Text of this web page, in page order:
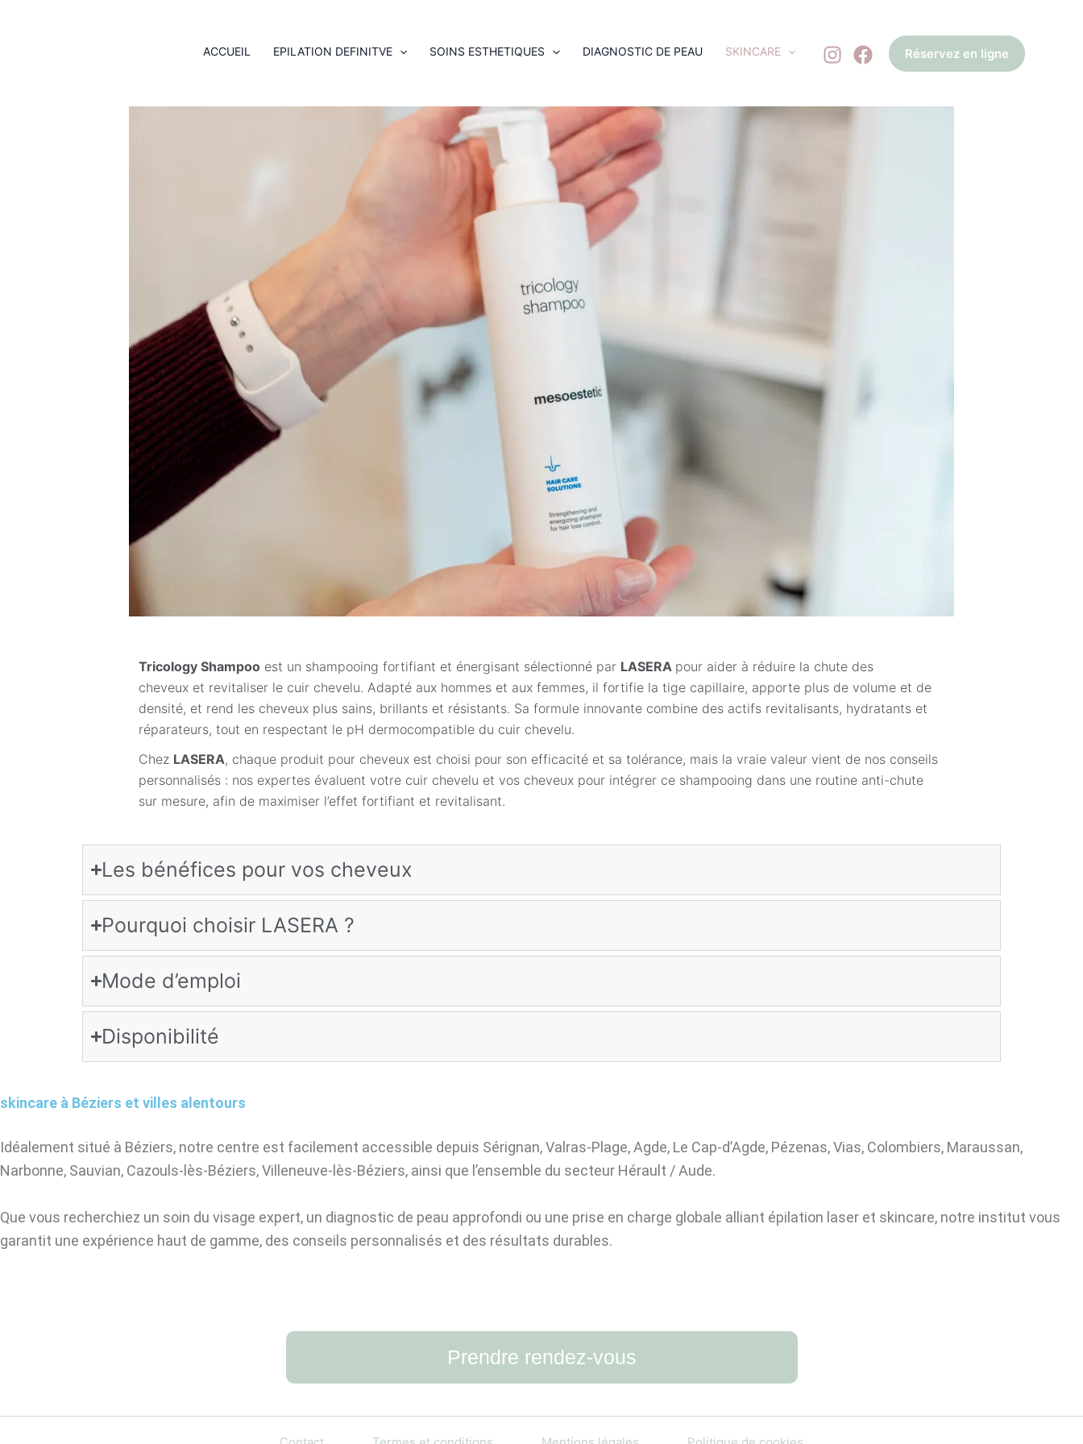
ACCUEIL EPILATION DEFINITVE SOINS ESTHETIQUES DIAGNOSTIC DE PEAU SKINCARE Réservez en ligne
Tricology Shampoo est un shampooing fortifiant et énergisant sélectionné par LASERA pour aider à réduire la chute des
cheveux et revitaliser le cuir chevelu. Adapté aux hommes et aux femmes, il fortifie la tige capillaire, apporte plus de volume et de
densité, et rend les cheveux plus sains, brillants et résistants. Sa formule innovante combine des actifs revitalisants, hydratants et
réparateurs, tout en respectant le pH dermocompatible du cuir chevelu.
Chez LASERA, chaque produit pour cheveux est choisi pour son efficacité et sa tolérance, mais la vraie valeur vient de nos conseils
personnalisés : nos expertes évaluent votre cuir chevelu et vos cheveux pour intégrer ce shampooing dans une routine anti-chute
sur mesure, afin de maximiser l’effet fortifiant et revitalisant.
Les bénéfices pour vos cheveux
Pourquoi choisir LASERA ?
Mode d’emploi
Disponibilité
skincare à Béziers et villes alentours
Idéalement situé à Béziers, notre centre est facilement accessible depuis Sérignan, Valras-Plage, Agde, Le Cap-d’Agde, Pézenas, Vias, Colombiers, Maraussan,
Narbonne, Sauvian, Cazouls-lès-Béziers, Villeneuve-lès-Béziers, ainsi que l’ensemble du secteur Hérault / Aude.
Que vous recherchiez un soin du visage expert, un diagnostic de peau approfondi ou une prise en charge globale alliant épilation laser et skincare, notre institut vous
garantit une expérience haut de gamme, des conseils personnalisés et des résultats durables.
Prendre rendez-vous